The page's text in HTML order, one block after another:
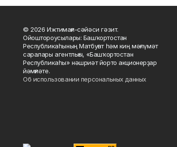
© 2026 Ижтимағи-сәйәси гәзит.
Ойоштороусылары: Башҡортостан
Республикаһының Матбуғат һәм киң мәғлүмәт
саралары агентлығы, «Башҡортостан
Республикаһы» нәшриәт йорто акционерҙар
йәмғиәте.
Об использовании персональных данных